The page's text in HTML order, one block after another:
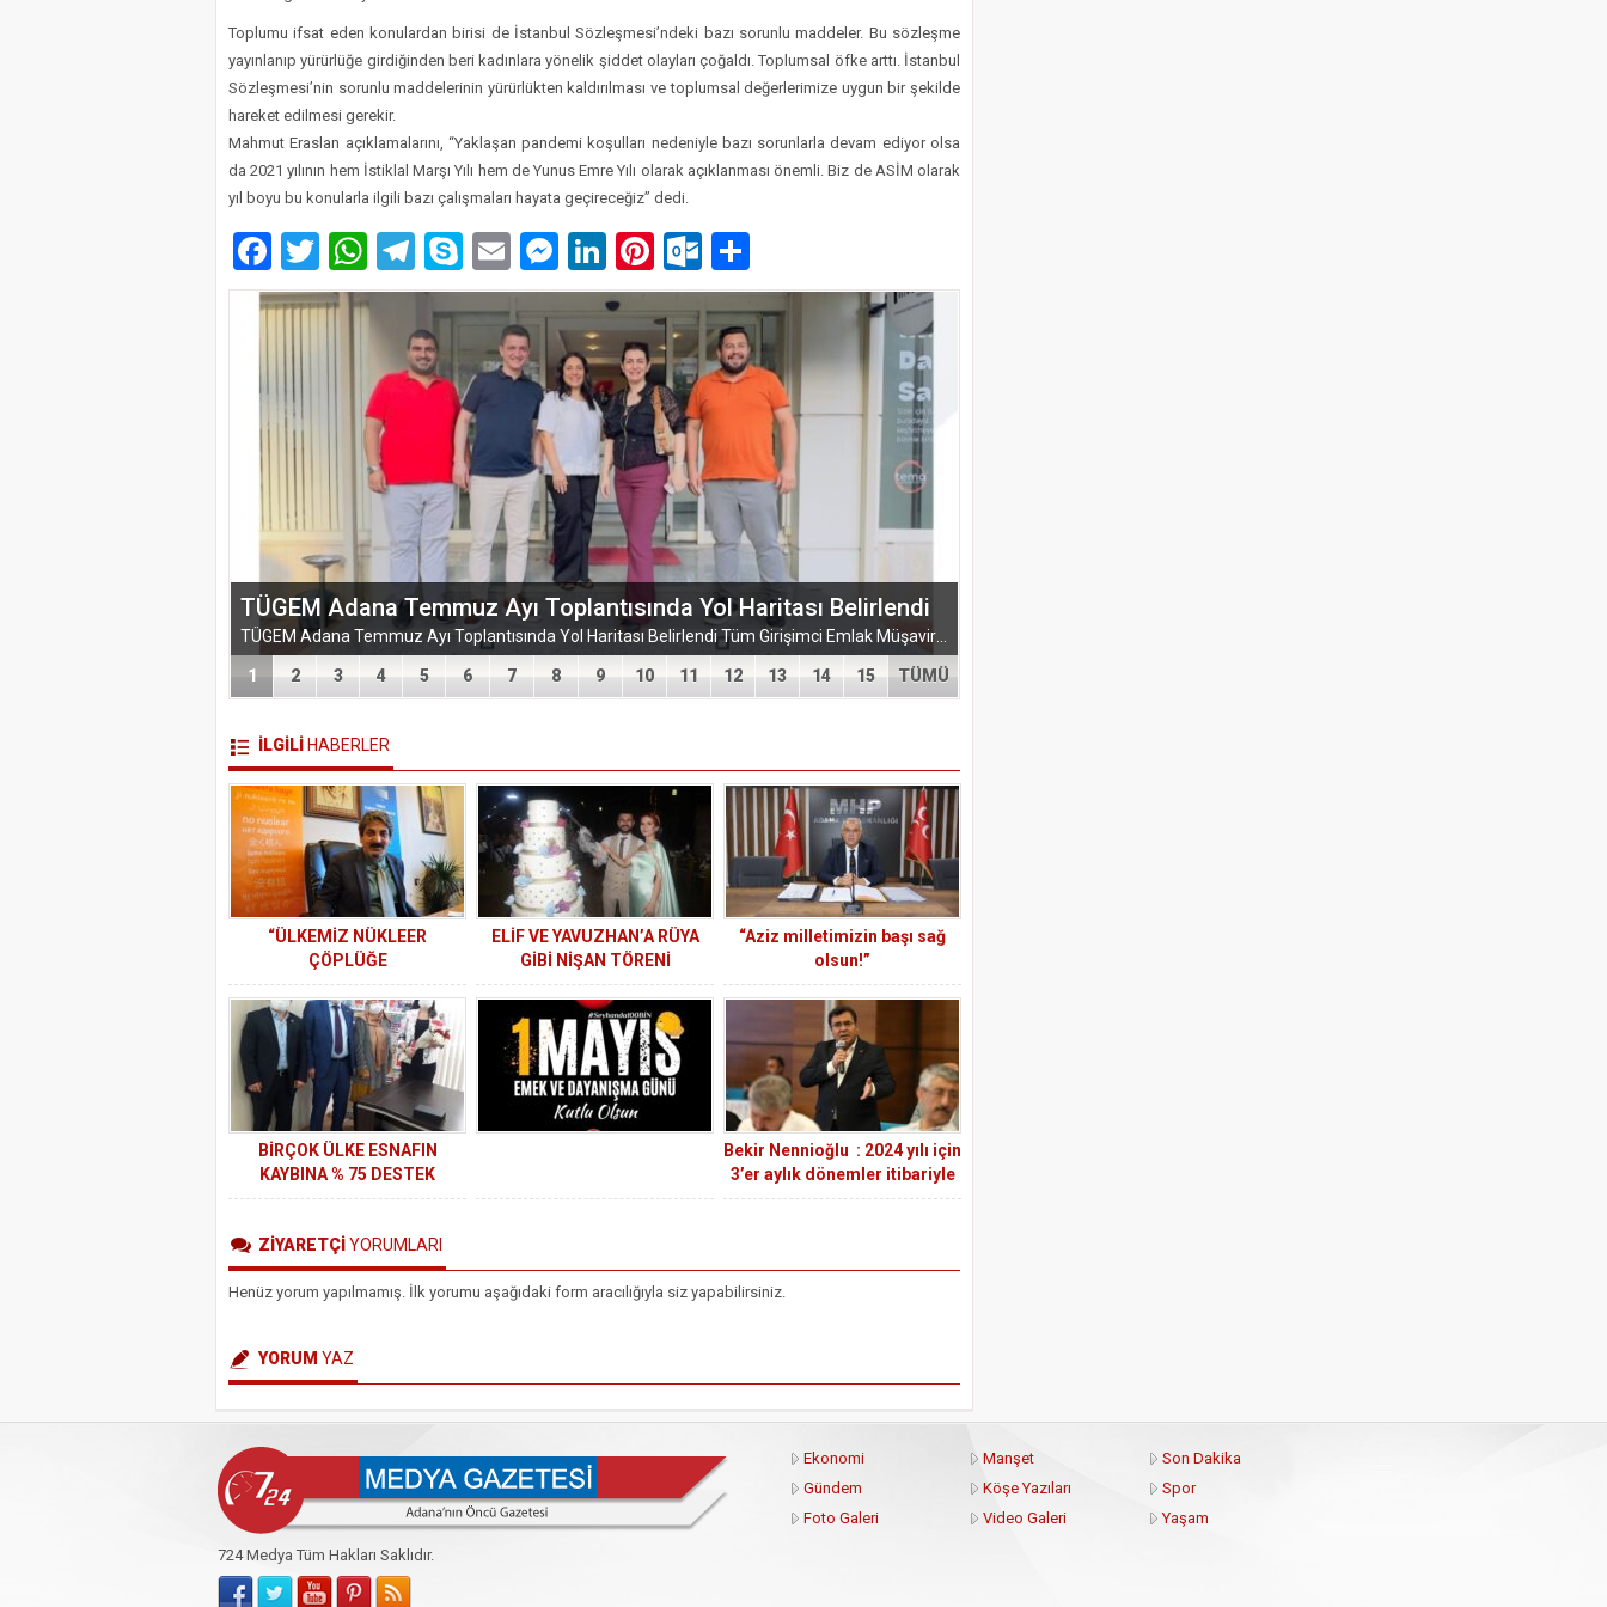
Toplumu ifsat eden konulardan birisi de İstanbul Sözleşmesi’ndeki bazı sorunlu maddeler. Bu sözleşme
yayınlanıp yürürlüğe girdiğinden beri kadınlara yönelik şiddet olayları çoğaldı. Toplumsal öfke arttı. İstanbul
Sözleşmesi’nin sorunlu maddelerinin yürürlükten kaldırılması ve toplumsal değerlerimize uygun bir şekilde
hareket edilmesi gerekir.
Mahmut Eraslan açıklamalarını, “Yaklaşan pandemi koşulları nedeniyle bazı sorunlarla devam ediyor olsa
da 2021 yılının hem İstiklal Marşı Yılı hem de Yunus Emre Yılı olarak açıklanması önemli. Biz de ASİM olarak
yıl boyu bu konularla ilgili bazı çalışmaları hayata geçireceğiz” dedi.
Facebook
Twitter
WhatsApp
Telegram
SkypeEmailMessenger
LinkedIn
Pinterest
Outlook.com
EĞİTİM-BİR-SEN ADANA ŞUBESİ’NDEN KAHRAMANMARAŞ’A
VEFA VE DAYANIŞMA ÇIKARMASI
EĞİTİM-BİR-SEN ADANA ŞUBESİ’NDEN KAHRAMANMARAŞ’A VEFA VE DAYANIŞMA ÇIKARMASI Eğitim-Bir-Sen Adana Şubesi, Kahramanmaraş’ta anlamlı temaslarda bulundu. Adana heyeti; sendikal dayanışmayı güçlendirmek...
1 2 3 4 5 6 7 8 9 10 11 12 13 14 15 TÜMÜ
İLGİLİ HABERLER
“ÜLKEMİZ NÜKLEER
ÇÖPLÜĞE
DÖNÜŞTÜRÜLMESİN”
ELİF VE YAVUZHAN’A RÜYA
GİBİ NİŞAN TÖRENİ
“Aziz milletimizin başı sağ
olsun!”
BİRÇOK ÜLKE ESNAFIN
KAYBINA % 75 DESTEK
VERİRKEN, TÜRKİYE % 3
Bekir Nennioğlu : 2024 yılı için
3’er aylık dönemler itibariyle
refah payı dahil, birinci üç
ZİYARETÇİYORUMLARI
Henüz yorum yapılmamış. İlk yorumu aşağıdaki form aracılığıyla siz yapabilirsiniz.
YORUM YAZ
724 Medya Tüm Hakları Saklıdır.
Ekonomi Manşet
Son Dakika
Gündem
Köşe Yazıları
Spor
Foto Galeri
Video Galeri Yaşam